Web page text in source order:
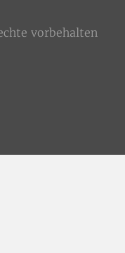
vorbehalten